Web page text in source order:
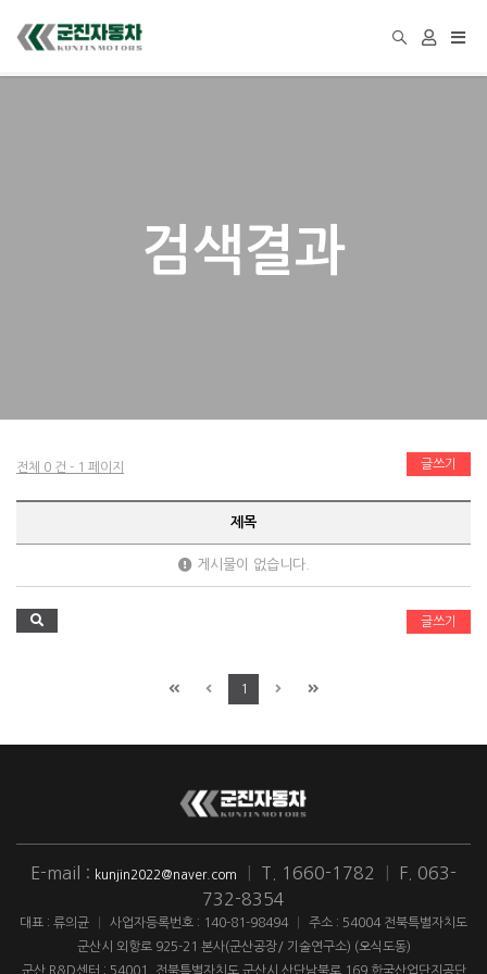
검색결과
전체 0 건 - 1 페이지 글쓰기
제목
게시물이 없습니다.
글쓰기
1
E-mail : kunjin2022@naver.com T. 1660-1782
F. 063-
732-8354
대표 : 류의균 사업자등록번호 : 140-81-98494
주소 : 54004 전북특별자치도
군산시 외항로 925-21 본사(군산공장/ 기술연구소) (오식도동)
군산 R&D센터 : 54001. 전북특별자치도 군산시 산단남북로 169 한국산업단지공단